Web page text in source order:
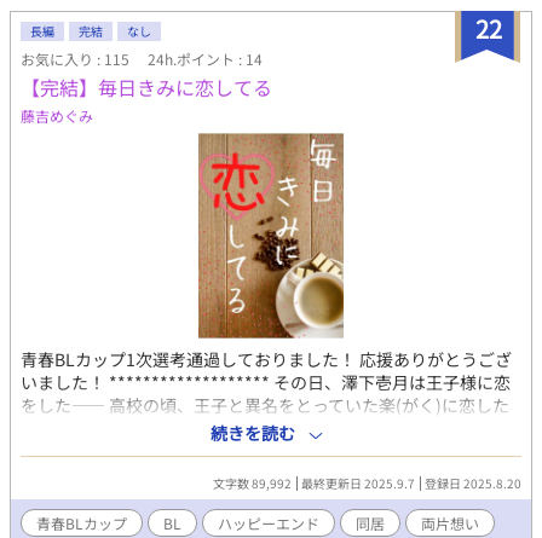
22
長編 完結 なし
お気に入り : 115 24h.ポイント : 14
【完結】毎日きみに恋してる
藤吉めぐみ
青春BLカップ1次選考通過しておりました！ 応援ありがとうござ
いました！ ******************* その日、澤下壱月は王子様に恋
をした―― 高校の頃、王子と異名をとっていた楽(がく)に恋した
壱月（いづき）。 見ているだけでいいと思っていたのに、ちょっ
としたきっかけから友人になり、大学進学と同時にルームメイト
になる。 けれど、恋愛模様が派手な楽の傍で暮らすのは、あまり
にも辛い。 けれど離れられない。傍にいたい。特別でありたい。
たくさんの行きずりの一人にはなりたくない。けれど―― このま
続きを読む
文字数 89,992 最終更新日 2025.9.7 登録日 2025.8.20
青春BLカップ​ BL ハッピーエンド 同居
両片想い